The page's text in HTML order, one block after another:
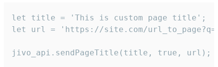
let title = 'This is custom page title';
let url = 'https://site.com/
jivo_api.sendPageTitle(title, true, url);